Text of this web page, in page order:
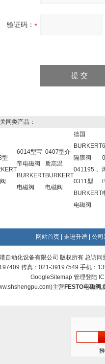
验证码：
同类产品：
型
6014型宝
帝电磁阀
BURKERT
电磁阀
0407型介
质高温
BURKERT
电磁阀
德国
BURKERT
隔膜阀
041195，
0311型
BURKERT
电磁阀
网站首页 走进升谱 公司
自动化设备有限公司 版权所有 总访问
传真：021-39197549 手机：
GoogleSitemap 管理登陆
)主营FESTO电磁阀,